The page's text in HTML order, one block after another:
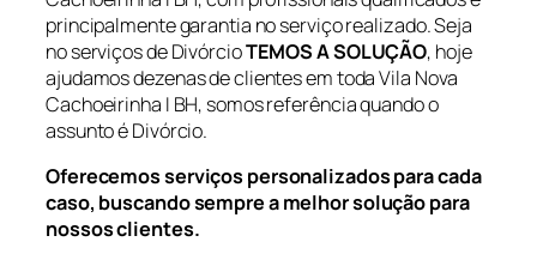
principalmente garantia no serviço realizado. Seja
no serviços de DivórcioTEMOS A SOLUÇÃO, hoje
ajudamos dezenas de clientes em toda Vila Nova
Cachoeirinha I BH, somos referência quando o
assunto é Divórcio.
Oferecemos serviços personalizados para cada
caso, buscando sempre a melhor solução para
nossos clientes.